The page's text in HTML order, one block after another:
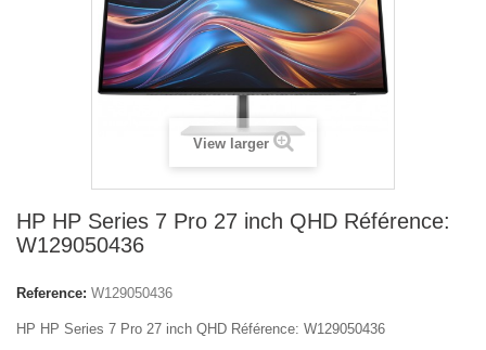
View larger
HP HP Series 7 Pro 27 inch QHD Référence:
W129050436
Reference: W129050436
HP HP Series 7 Pro 27 inch QHD Référence: W129050436